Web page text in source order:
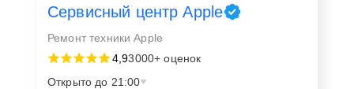
Сервисный центр Apple
Ремонт техники Apple
4,93000+ оценок
Открыто до 21:00